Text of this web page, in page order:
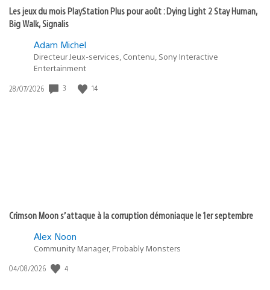
Les jeux du mois PlayStation Plus pour août : Dying Light 2 Stay Human,
Big Walk, Signalis
Adam Michel
Directeur Jeux-services, Contenu, Sony Interactive
Entertainment
Date
28/07/2026 3 14
Crimson Moon s’attaque à la corruption démoniaque le 1er septembre
Alex Noon
Community Manager, Probably Monsters
Date
04/08/2026 4